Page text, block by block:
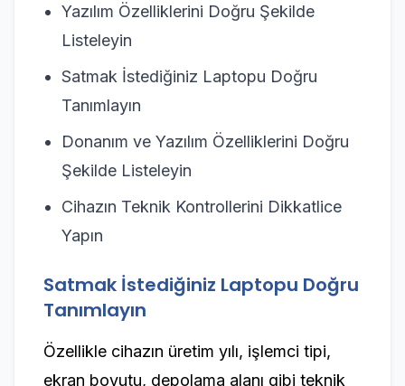
Yazılım Özelliklerini Doğru Şekilde
Listeleyin
Satmak İstediğiniz Laptopu Doğru
Tanımlayın
Donanım ve Yazılım Özelliklerini Doğru
Şekilde Listeleyin
Cihazın Teknik Kontrollerini Dikkatlice
Yapın
Satmak İstediğiniz Laptopu Doğru
Tanımlayın
Özellikle cihazın üretim yılı, işlemci tipi,
ekran boyutu, depolama alanı gibi teknik